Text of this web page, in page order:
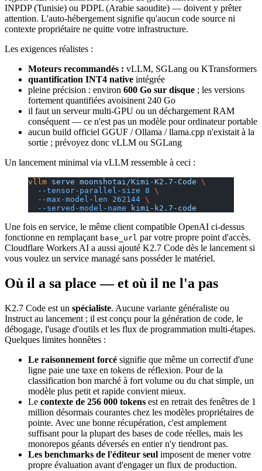
INPDP (Tunisie) ou PDPL (Arabie saoudite) — doivent y prêter
attention. L'auto-hébergement signifie qu'aucun code source ni
contexte propriétaire ne quitte votre infrastructure.
Les exigences réalistes :
Moteurs recommandés : vLLM, SGLang ou KTransformers
quantification INT4 native intégrée
pleine précision : environ 600 Go sur disque ; les versions
fortement quantifiées avoisinent 240 Go
il faut un serveur multi-GPU ou un déchargement RAM
conséquent — ce n'est pas un modèle pour ordinateur portable
aucun build officiel GGUF / Ollama / llama.cpp n'existait à la
sortie ; prévoyez donc vLLM ou SGLang
Un lancement minimal via vLLM ressemble à ceci :
vllm serve moonshotai/Kimi-K2.7-Code \
  --tensor-parallel-size
8 \
  --max-model-len
262144 \
  --served-model-name
kimi-k2.7-code
Une fois en service, le même client compatible OpenAI ci-dessus
fonctionne en remplaçant base_url par votre propre point d'accès.
Cloudflare Workers AI a aussi ajouté K2.7 Code dès le lancement si
vous voulez un service managé sans posséder le matériel.
Où il a sa place — et où il ne l'a pas
K2.7 Code est un spécialiste. Aucune variante généraliste ou
Instruct au lancement ; il est conçu pour la génération de code, le
débogage, l'usage d'outils et les flux de programmation multi-étapes.
Quelques limites honnêtes :
Le raisonnement forcé signifie que même un correctif d'une
ligne paie une taxe en tokens de réflexion. Pour de la
classification bon marché à fort volume ou du chat simple, un
modèle plus petit et rapide convient mieux.
Le contexte de 256 000 tokens est en retrait des fenêtres de 1
million désormais courantes chez les modèles propriétaires de
pointe. Avec une bonne récupération, c'est amplement
suffisant pour la plupart des bases de code réelles, mais les
monorepos géants déversés en entier n'y tiendront pas.
Les benchmarks de l'éditeur seul imposent de mener votre
propre évaluation avant d'engager un flux de production.